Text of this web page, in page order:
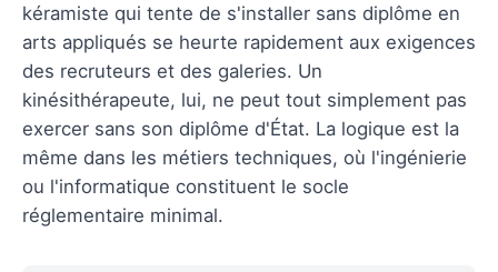
kéramiste qui tente de s'installer sans diplôme en
arts appliqués se heurte rapidement aux exigences
des recruteurs et des galeries. Un
kinésithérapeute, lui, ne peut tout simplement pas
exercer sans son diplôme d'État. La logique est la
même dans les métiers techniques, où l'ingénierie
ou l'informatique constituent le socle
réglementaire minimal.